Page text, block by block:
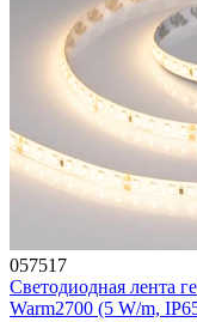
057517
Светодиодная лента
Warm2700 (5 W/m,